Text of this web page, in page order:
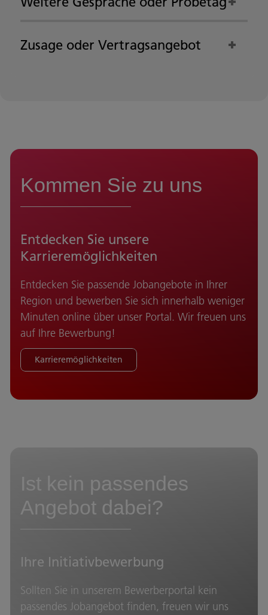
Zusage oder Vertragsangebot
Kommen Sie zu uns
Entdecken Sie unsere
Karrieremöglichkeiten
Entdecken Sie passende Jobangebote in Ihrer
Region und bewerben Sie sich innerhalb weniger
Minuten online über unser Portal. Wir freuen uns
auf Ihre Bewerbung!
Karrieremöglichkeiten
Ist kein passendes
Angebot dabei?
Ihre Initiativbewerbung
Sollten Sie in unserem Bewerberportal kein
passendes Jobangebot finden, freuen wir uns